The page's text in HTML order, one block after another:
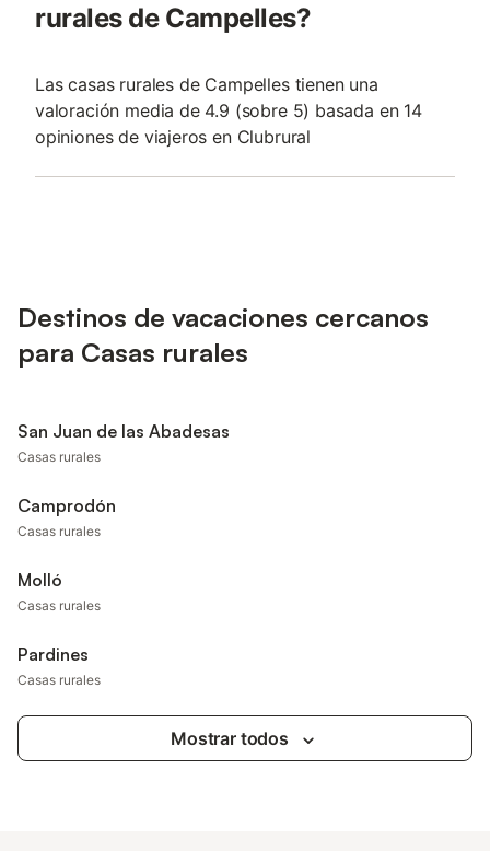
rurales de Campelles?
Las casas rurales de Campelles tienen una
valoración media de 4.9 (sobre 5) basada en 14
opiniones de viajeros en Clubrural
Destinos de vacaciones cercanos
para Casas rurales
San Juan de las Abadesas
Casas rurales
Camprodón
Casas rurales
Molló
Casas rurales
Pardines
Casas rurales
Mostrar todos